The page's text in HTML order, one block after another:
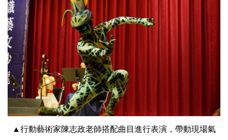
▲行動藝術家陳志政老師搭配曲目進行表演，帶動現場氣